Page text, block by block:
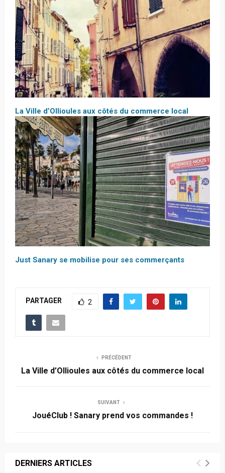
La Ville d’Ollioules aux côtés du commerce local
Just Sanary se mobilise pour ses commerçants
PARTAGER 2
PRÉCÉDENT
La Ville d’Ollioules aux côtés du commerce local
SUIVANT
JouéClub ! Sanary prend vos commandes !
DERNIERS ARTICLES